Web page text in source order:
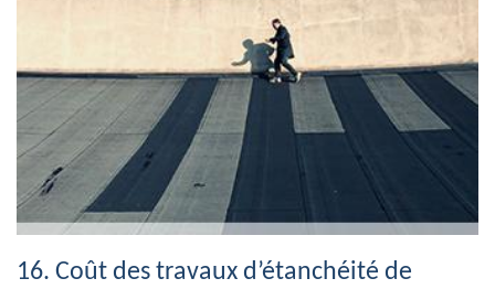
16. Coût des travaux d’étanchéité de